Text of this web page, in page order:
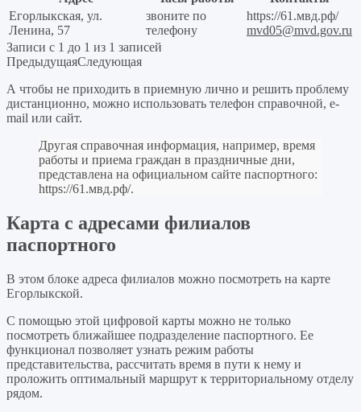
Егорлыкская, ул.
Ленина, 57
звоните по
телефону
https://61.мвд.рф/
mvd05@mvd.gov.ru
Записи с 1 до 1 из 1 записей
ПредыдущаяСледующая
А чтобы не приходить в приемную лично и решить проблему
дистанционно, можно использовать телефон справочной, e-
mail или сайт.
Другая справочная информация, например, время
работы и приема граждан в праздничные дни,
представлена на официальном сайте паспортного:
https://61.мвд.рф/.
Карта с адресами филиалов
паспортного
В этом блоке адреса филиалов можно посмотреть на карте
Егорлыкской.
С помощью этой цифровой карты можно не только
посмотреть ближайшее подразделение паспортного. Ее
функционал позволяет узнать режим работы
представительства, рассчитать время в пути к нему и
проложить оптимальный маршрут к территориальному отделу
рядом.